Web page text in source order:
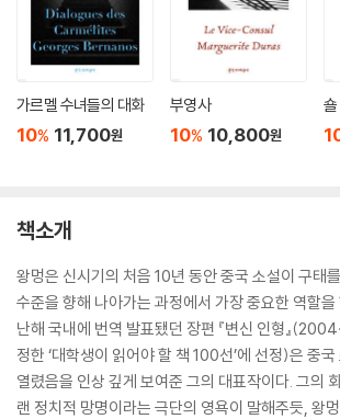
가르멜 수녀들의 대화
10% 11,700원
부영사
10% 10,800원
숄
책소개
왕멍은 신시기의 처음 10년 동안 중국 소설이 구태
수준을 향해 나아가는 과정에서 가장 중요한 역할을
난해 국내에 번역 발표됐던 장편 『변신 인형』
정한 ‘대학생이 읽어야 할 책 100선’에 선정)은 중
열렸음을 인상 깊게 보여준 그의 대표작이다. 그의
랜 정치적 망명이라는 극단의 영욕이 말해주듯, 왕